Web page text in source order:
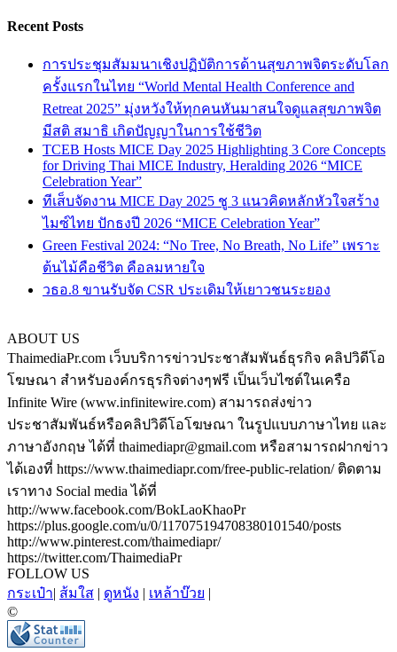
Recent Posts
การประชุมสัมมนาเชิงปฏิบัติการด้านสุขภาพจิตระดับโลก
ครั้งแรกในไทย “World Mental Health Conference and
Retreat 2025” มุ่งหวังให้ทุกคนหันมาสนใจดูแลสุขภาพจิต
มีสติ สมาธิ เกิดปัญญาในการใช้ชีวิต
TCEB Hosts MICE Day 2025 Highlighting 3 Core Concepts
for Driving Thai MICE Industry, Heralding 2026 “MICE
Celebration Year”
ทีเส็บจัดงาน MICE Day 2025 ชู 3 แนวคิดหลักหัวใจสร้าง
ไมซ์ไทย ปักธงปี 2026 “MICE Celebration Year”
Green Festival 2024: “No Tree, No Breath, No Life” เพราะ
ต้นไม้คือชีวิต คือลมหายใจ
วธอ.8 ขานรับจัด CSR ประเดิมให้เยาวชนระยอง
ABOUT US
ThaimediaPr.com เว็บบริการข่าวประชาสัมพันธ์ธุรกิจ คลิปวิดีโอ
โฆษณา สำหรับองค์กรธุรกิจต่างๆฟรี เป็นเว็บไซต์ในเครือ
Infinite Wire (www.infinitewire.com) สามารถส่งข่าว
ประชาสัมพันธ์หรือคลิปวิดีโอโฆษณา ในรูปแบบภาษาไทย และ
ภาษาอังกฤษ ได้ที่ thaimediapr@gmail.com หรือสามารถฝากข่าว
ได้เองที่ https://www.thaimediapr.com/free-public-relation/ ติดตาม
เราทาง Social media ได้ที่
http://www.facebook.com/BokLaoKhaoPr
https://plus.google.com/u/0/117075194708380101540/posts
http://www.pinterest.com/thaimediapr/
https://twitter.com/ThaimediaPr
FOLLOW US
กระเป๋า| ส้มใส | ดูหนัง | เหล้าบ๊วย |
©